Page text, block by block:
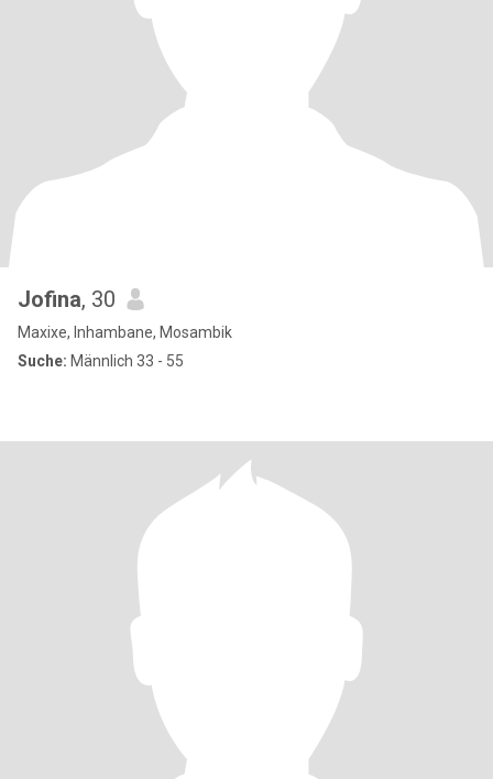
Jofina, 30
Maxixe, Inhambane, Mosambik
Suche: Männlich 33 - 55